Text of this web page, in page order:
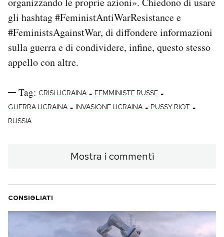
gli hashtag #FeministAntiWarResistance e
#FeministsAgainstWar, di diffondere informazioni
sulla guerra e di condividere, infine, questo stesso
appello con altre.
Tag: CRISI UCRAINA - FEMMINISTE RUSSE -
GUERRA UCRAINA - INVASIONE UCRAINA - PUSSY RIOT -
RUSSIA
Mostra i commenti
CONSIGLIATI